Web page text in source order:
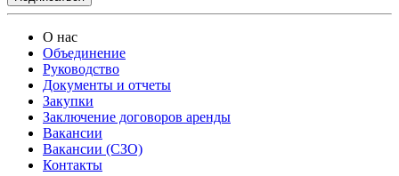
О нас
Объединение
Руководство
Документы и отчеты
Закупки
Заключение договоров аренды
Вакансии
Вакансии (СЗО)
Контакты